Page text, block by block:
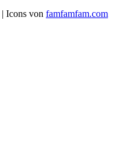
| Icons von famfamfam.com